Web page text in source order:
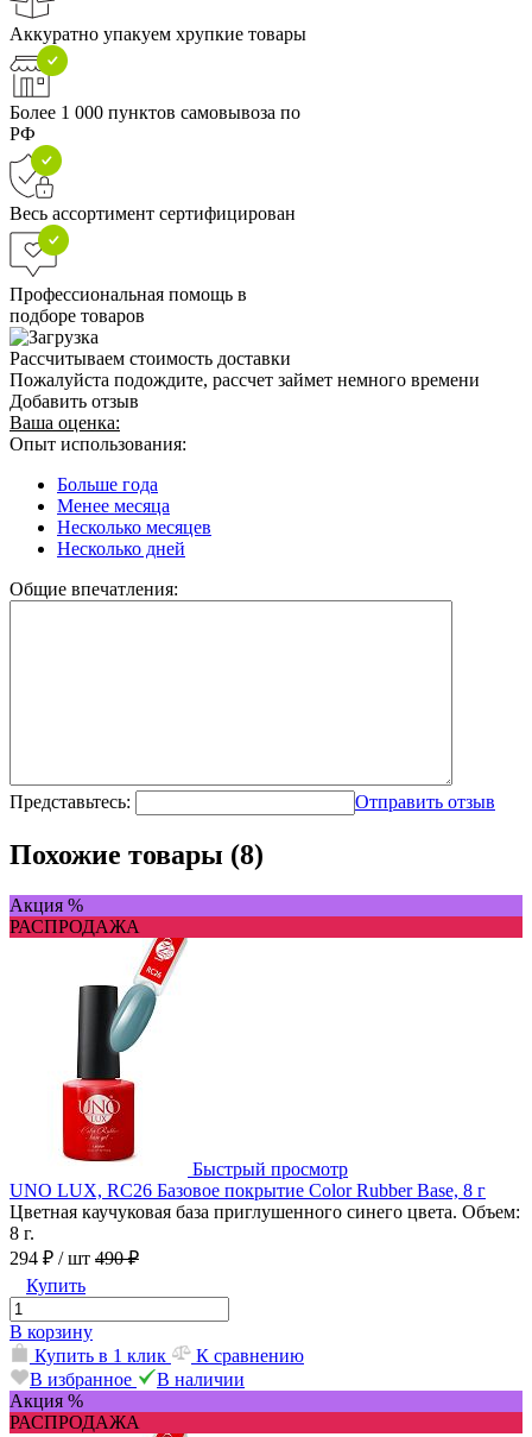
Аккуратно упакуем хрупкие товары
Более 1 000 пунктов самовывоза по
РФ
Весь ассортимент сертифицирован
Профессиональная помощь в
подборе товаров
Рассчитываем стоимость доставки
Пожалуйста подождите, рассчет займет немного времени
Добавить отзыв
Ваша оценка:
Опыт использования:
Больше года
Менее месяца
Несколько месяцев
Несколько дней
Общие впечатления:
Представьтесь: Отправить отзыв
Похожие товары (8)
Акция %
РАСПРОДАЖА
Быстрый просмотр
UNO LUX, RC26 Базовое покрытие Color Rubber Base, 8 г
Цветная каучуковая база приглушенного синего цвета. Объем:
8 г.
294 ₽ / шт 490 ₽
Купить
В корзину
Купить в 1 клик
К сравнению
В избранное
В наличии
Акция %
РАСПРОДАЖА